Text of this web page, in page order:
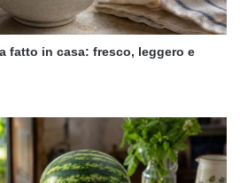
fatto in casa: fresco, leggero e